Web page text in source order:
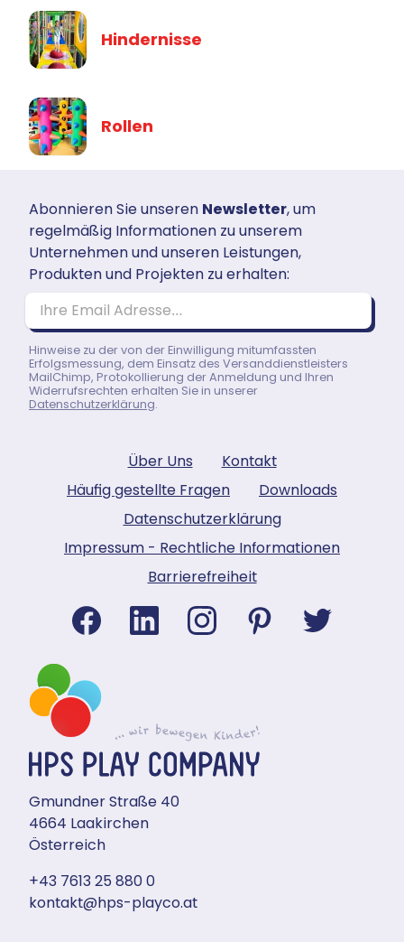
Hindernisse
Rollen
Abonnieren Sie unseren Newsletter, um
regelmäßig Informationen zu unserem
Unternehmen und unseren Leistungen,
Produkten und Projekten zu erhalten:
Ihre Email Adresse…
Hinweise zu der von der Einwilligung mitumfassten
Erfolgsmessung, dem Einsatz des Versanddienstleisters
MailChimp, Protokollierung der Anmeldung und Ihren
Widerrufsrechten erhalten Sie in unserer
Datenschutzerklärung.
Über Uns
Kontakt
Häufig gestellte Fragen
Downloads
Datenschutzerklärung
Impressum - Rechtliche Informationen
Barrierefreiheit
Gmundner Straße 40
4664 Laakirchen
Österreich
+43 7613 25 880 0
kontakt@hps-playco.at